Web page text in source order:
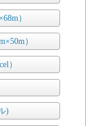
）
）
）
)